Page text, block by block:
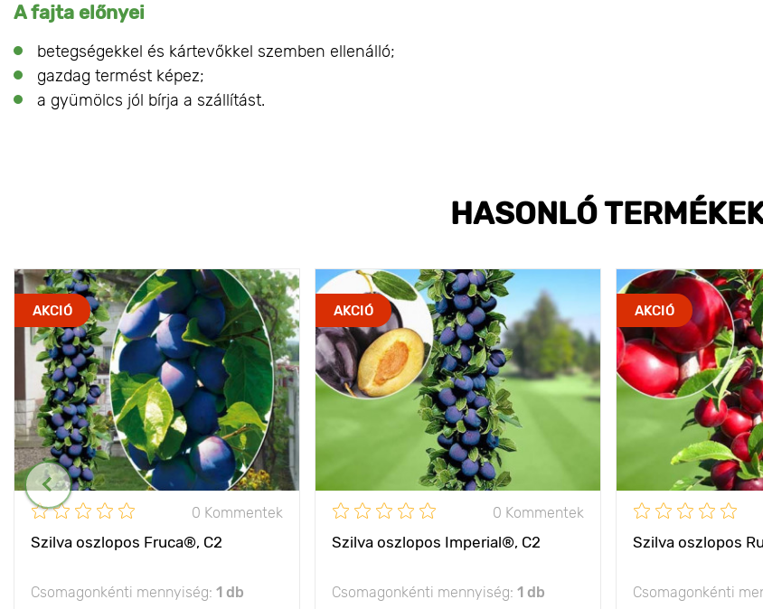
A fajta előnyei
betegségekkel és kártevőkkel szemben ellenálló;
gazdag termést képez;
a gyümölcs jól bírja a szállítást.
HASONLÓ
AKCIÓ
0 Kommentek
Szilva oszlopos Fruca®, C2
Csomagonkénti mennyiség: 1 db
AKCIÓ
0 Kommentek
Szilva oszlopos Imperial®, C2
Csomagonkénti mennyiség: 1 db
AKCIÓ
Szilva oszlopos
Csomagonkénti